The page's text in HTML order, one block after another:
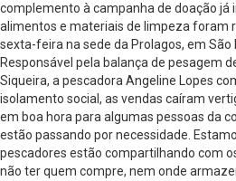
complemento à campanha de doação já
alimentos e materiais de limpeza foram
sexta-feira na sede da Prolagos, em São
Responsável pela balança de pesagem
Siqueira, a pescadora Angeline Lopes
isolamento social, as vendas caíram
em boa hora para algumas pessoas da
estão passando por necessidade.
pescadores estão compartilhando com
não ter quem compre, nem onde